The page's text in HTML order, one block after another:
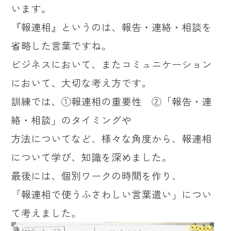
います。
『報連相』というのは、報告・連絡・相談を
省略した言葉ですね。
ビジネスにおいて、またコミュニケーション
において、大切な考え方です。
訓練では、①報連相の重要性 ②「報告・連
絡・相談」のタイミングや
方法についてなど、様々な角度から、報連相
について学び、知識を深めました。
最後には、個別ワークの時間を作り、
「報連相で使うふさわしい言葉遣い」につい
て考えました。